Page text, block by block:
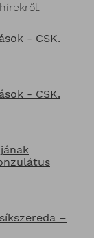
- CSK.
- CSK.
–